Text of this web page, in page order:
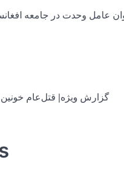
عامل وحدت در جامعه
گزارش ویژه| قتل‌عام